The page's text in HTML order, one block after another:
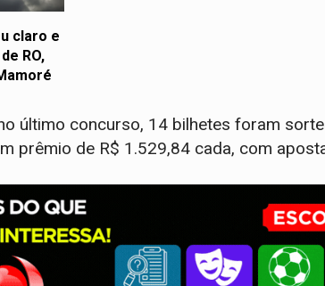
claro e
RO,
último concurso, 14 bilhetes foram
prêmio de R$ 1.529,84 cada, com